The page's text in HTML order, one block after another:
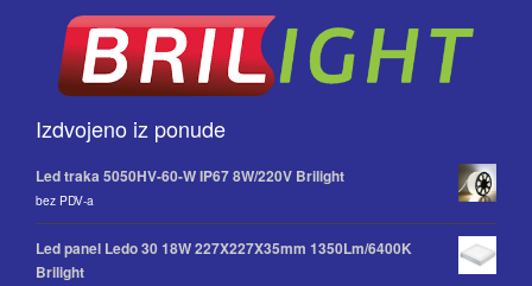
Izdvojeno iz ponude
Led traka 5050HV-60-W IP67 8W/220V Brilight
bez PDV-a
Led panel Ledo 30 18W 227X227X35mm 1350Lm/6400K
Brilight